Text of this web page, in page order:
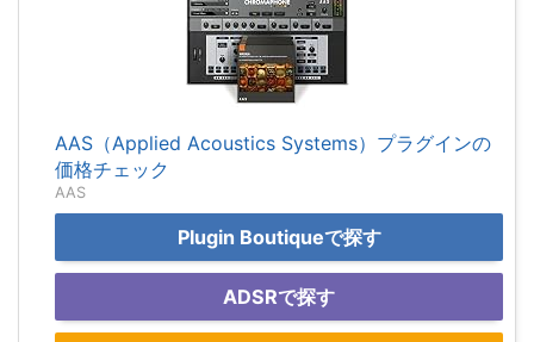
AAS（Applied Acoustics Systems）プラグインの
価格チェック
AAS
Plugin Boutiqueで探す
ADSRで探す